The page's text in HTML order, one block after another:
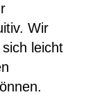
Wir
leicht